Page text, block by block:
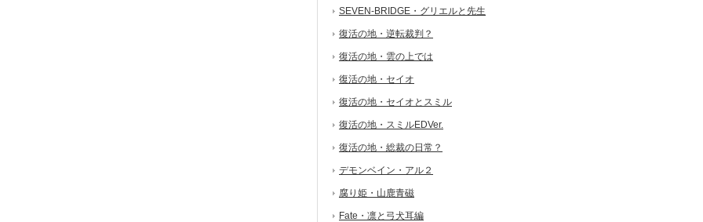
SEVEN-BRIDGE・グリエルと先生
復活の地・逆転裁判？
復活の地・雲の上では
復活の地・セイオ
復活の地・セイオとスミル
復活の地・スミルEDVer.
復活の地・総裁の日常？
デモンベイン・アル２
腐り姫・山鹿青磁
Fate・凛と弓犬耳編